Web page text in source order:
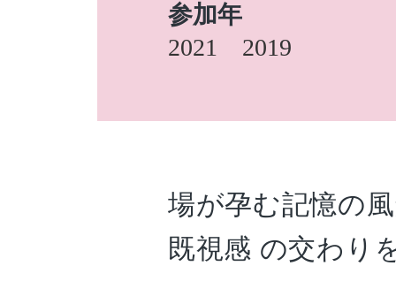
参加年
2021
2019
場が孕む記憶の
既視感 の交わり